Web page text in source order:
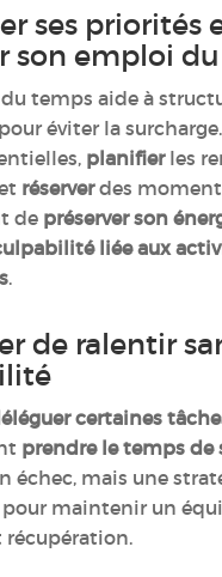
ses priorités
son emploi
temps aide à
éviter la surcharge.
planifier les
réserverdes
de préserver son
liée aux
.
de ralentir
certaines
prendre le temps de
échec, mais une
pour maintenir un
récupération.